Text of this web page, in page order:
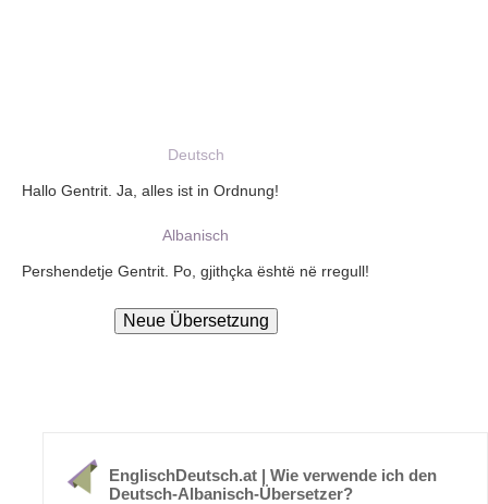
Deutsch
Hallo Gentrit. Ja, alles ist in Ordnung!
Albanisch
Pershendetje Gentrit. Po, gjithçka është në rregull!
EnglischDeutsch.at | Wie verwende ich den
Deutsch-Albanisch-Übersetzer?